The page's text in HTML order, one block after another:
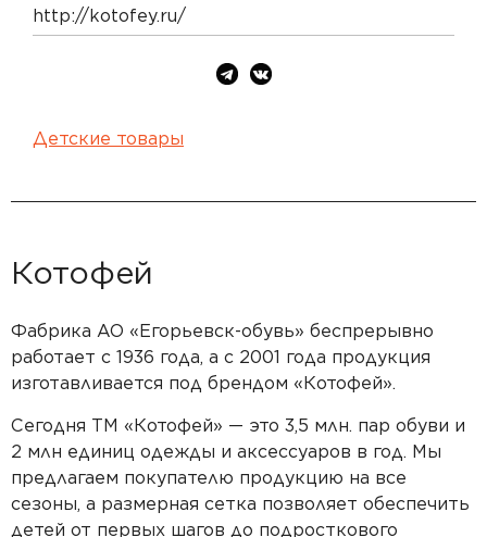
http://kotofey.ru/
Детские товары
Котофей
Фабрика АО «Егорьевск-обувь» беспрерывно
работает с 1936 года, а с 2001 года продукция
изготавливается под брендом «Котофей».
Сегодня ТМ «Котофей» — это 3,5 млн. пар обуви и
2 млн единиц одежды и аксессуаров в год. Мы
предлагаем покупателю продукцию на все
сезоны, а размерная сетка позволяет обеспечить
детей от первых шагов до подросткового